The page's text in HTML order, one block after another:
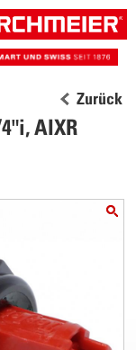
Zurück
AIXR